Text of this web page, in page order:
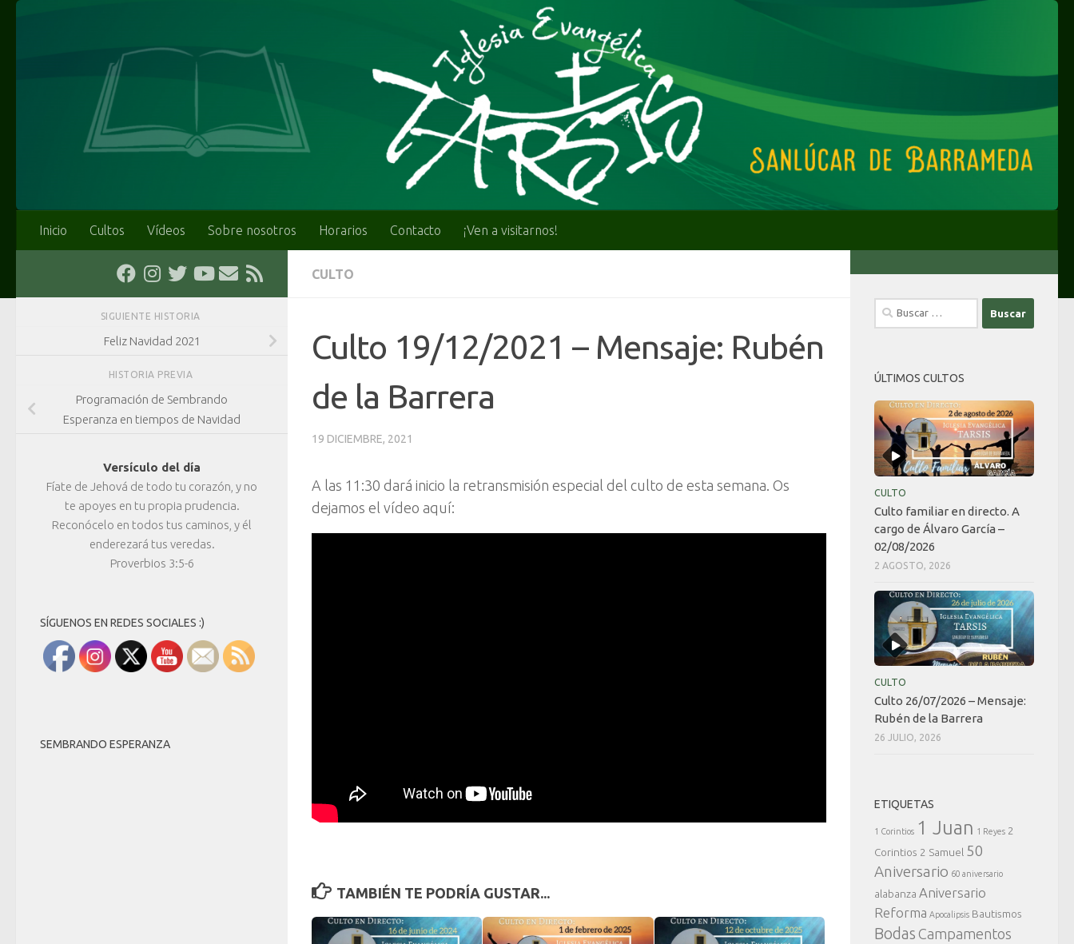
Inicio Cultos Vídeos Sobre nosotros Horarios Contacto ¡Ven a visitarnos!
CULTO
Culto 19/12/2021 – Mensaje: Rubén
de la Barrera
19 DICIEMBRE, 2021
A las 11:30 dará inicio la retransmisión especial del culto de esta semana. Os
dejamos el vídeo aquí:
TAMBIÉN TE PODRÍA GUSTAR...
SIGUIENTE HISTORIA
Feliz Navidad 2021
HISTORIA PREVIA
Programación de Sembrando
Esperanza en tiempos de Navidad
Versículo del día
Fíate de Jehová de todo tu corazón, y no
te apoyes en tu propia prudencia.
Reconócelo en todos tus caminos, y él
enderezará tus veredas.
Proverbios 3:5-6
SÍGUENOS EN REDES SOCIALES :)
SEMBRANDO ESPERANZA
Buscar:
ÚLTIMOS CULTOS
CULTO
Culto familiar en directo. A
cargo de Álvaro García –
02/08/2026
2 AGOSTO, 2026
CULTO
Culto 26/07/2026 – Mensaje:
Rubén de la Barrera
26 JULIO, 2026
ETIQUETAS
1 Corintios 1 Juan 1 Reyes 2
Corintios 2 Samuel 50
Aniversario 60 aniversario
alabanza Aniversario
Reforma Apocalipsis Bautismos
Bodas Campamentos